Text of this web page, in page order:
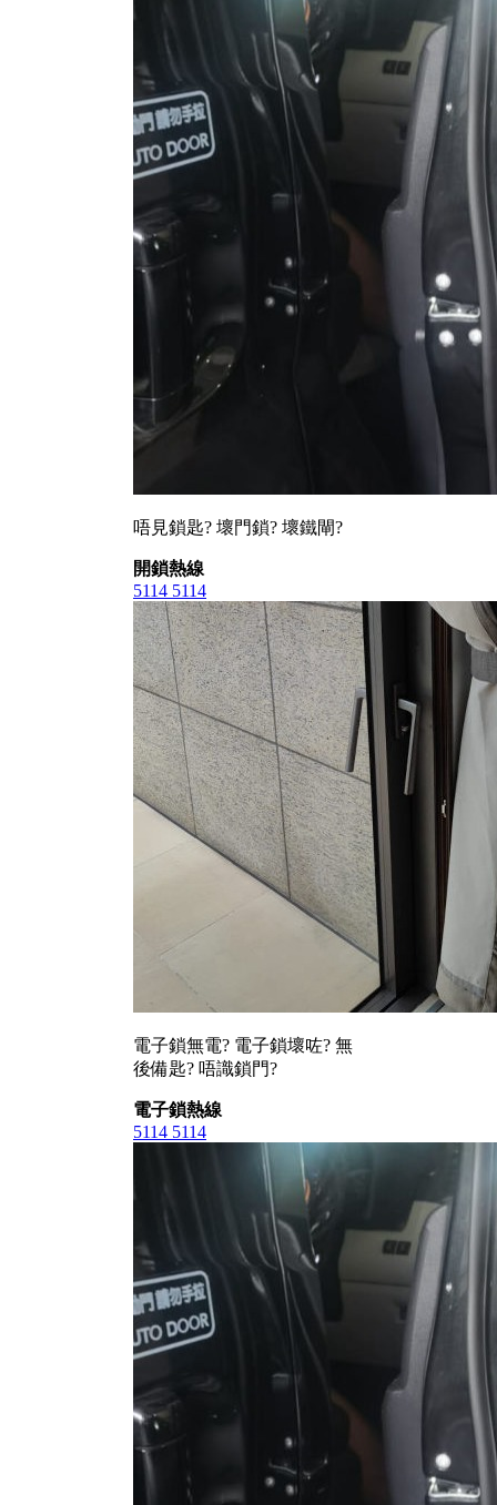
唔見鎖匙? 壞門鎖? 壞鐵閘?
開鎖熱線
5114 5114
電子鎖無電? 電子鎖壞咗? 無
後備匙? 唔識鎖門?
電子鎖熱線
5114 5114